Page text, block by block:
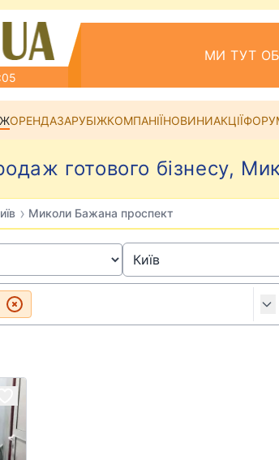
МИ ТУТ
ОРЕНДАЗАРУБІЖКОМПАНІЇНОВИНИАКЦІЇ
готового бізнесу,
› Миколи Бажана проспект